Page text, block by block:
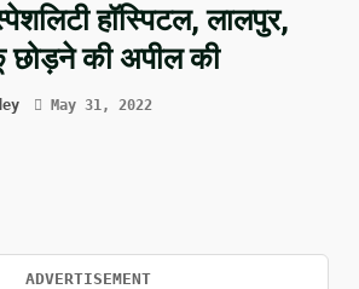
हॉस्पिटल, लालपुर,
छोड़ने की अपील की
May 31, 2022
ADVERTISEMENT